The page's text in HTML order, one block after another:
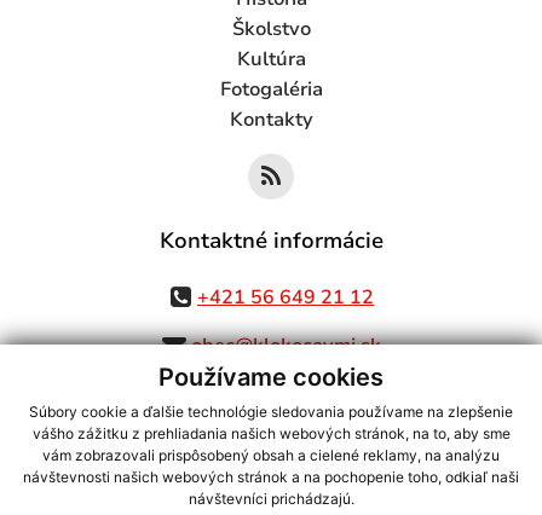
Používame cookies
Súbory cookie a ďalšie technológie sledovania používame na zlepšenie
vášho zážitku z prehliadania našich webových stránok, na to, aby sme
vám zobrazovali prispôsobený obsah a cielené reklamy, na analýzu
návštevnosti našich webových stránok a na pochopenie toho, odkiaľ naši
návštevníci prichádzajú.
Školstvo
Kultúra
Fotogaléria
Kontakty
Kontaktné informácie
+421 56 649 21 12
obec@klokocovmi.sk
využite možnosť získavania aktuálnych informácií s využitím RSS
CMS systém (redakčný) systém ECHELON 2,Mapa stránok,web portál
webex.digital, s.r.o.,domény,registrácia domény